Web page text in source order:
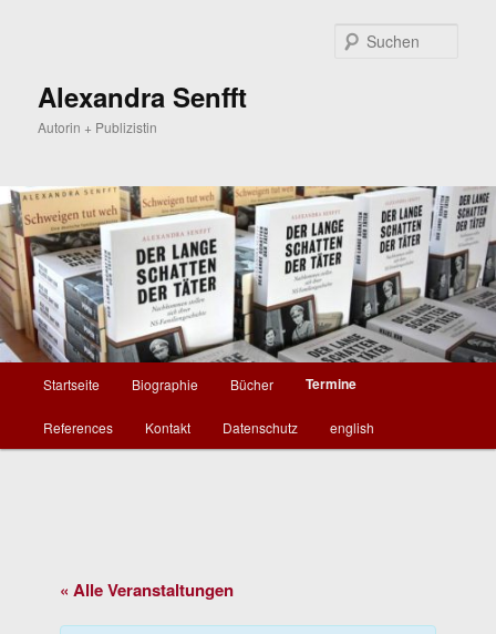
Alexandra Senfft
Autorin + Publizistin
Startseite Biographie Bücher Termine
References Kontakt Datenschutz english
« Alle Veranstaltungen